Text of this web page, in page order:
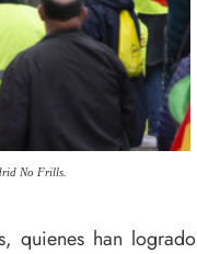
No Frills.
quienes han logrado